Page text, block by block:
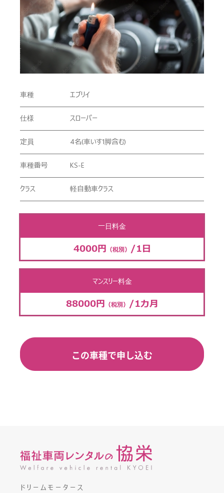
車種 エブリイ
仕様 スローパー
定員 4名(車いす1脚含む)
車種番号 KS-E
クラス 軽自動車クラス
一日料金
4000円 （税別） /1日
マンスリー料金
88000円 （税別） /1カ月
この車種で申し込む
ドリームモータース